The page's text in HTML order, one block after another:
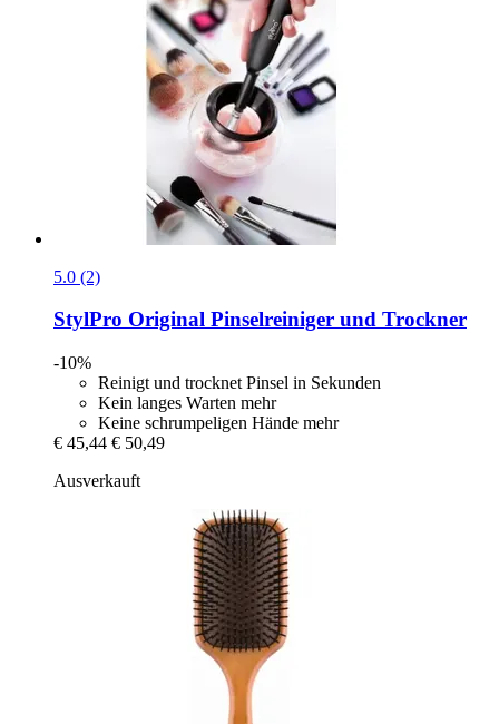
5.0 (2)
StylPro Original Pinselreiniger und Trockner
-10%
Reinigt und trocknet Pinsel in Sekunden
Kein langes Warten mehr
Keine schrumpeligen Hände mehr
€ 45,44 € 50,49
Ausverkauft